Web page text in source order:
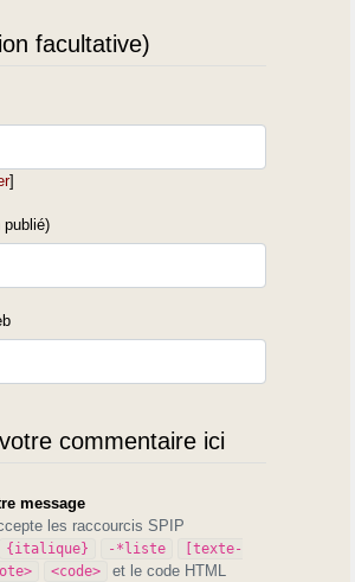
facultative)
]
publié)
commentaire ici
message
les raccourcis SPIP
{italique} -*liste
[texte-
<code> et le code HTML